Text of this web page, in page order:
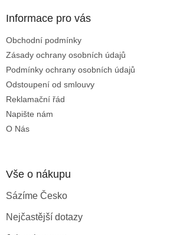
Informace pro vás
Obchodní podmínky
Zásady ochrany osobních údajů
Podmínky ochrany osobních údajů
Odstoupení od smlouvy
Reklamační řád
Napište nám
O Nás
Vše o nákupu
Sázíme Česko
Nejčastější dotazy